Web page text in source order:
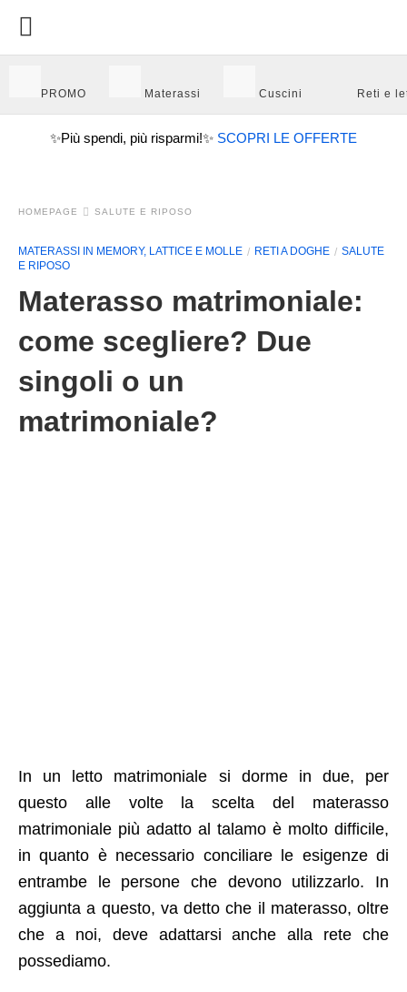
PROMO Materassi Cuscini Reti e
✨Più spendi, più risparmi!✨ SCOPRI LE OFFERTE
HOMEPAGE SALUTE E RIPOSO
MATERASSI IN MEMORY, LATTICE E MOLLE RETI A DOGHE
SALUTE
E RIPOSO
Materasso matrimoniale:
come scegliere? Due
singoli o un
matrimoniale?
In un letto matrimoniale si dorme in due, per
questo alle volte la scelta del materasso
matrimoniale più adatto al talamo è molto difficile,
in quanto è necessario conciliare le esigenze di
entrambe le persone che devono utilizzarlo. In
aggiunta a questo, va detto che il materasso, oltre
che a noi, deve adattarsi anche alla rete che
possediamo.